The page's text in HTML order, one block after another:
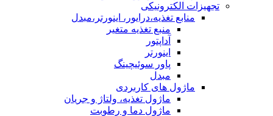
تجهیزات الکترونیکی
منابع تغذیه،درایور، اینورتر،مبدل
منبع تغذیه متغیر
آداپتور
اینورتر
پاور سوئیچینگ
مبدل
ماژول های کاربردی
ماژول تغذیه، ولتاژ و جریان
ماژول دما و رطوبت